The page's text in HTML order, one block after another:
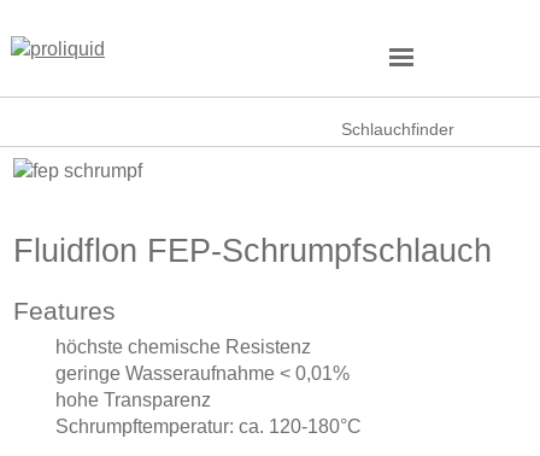
Schlauchfinder
Fluidflon FEP-Schrumpfschlauch
Features
höchste chemische Resistenz
geringe Wasseraufnahme < 0,01%
hohe Transparenz
Schrumpftemperatur: ca. 120-180°C